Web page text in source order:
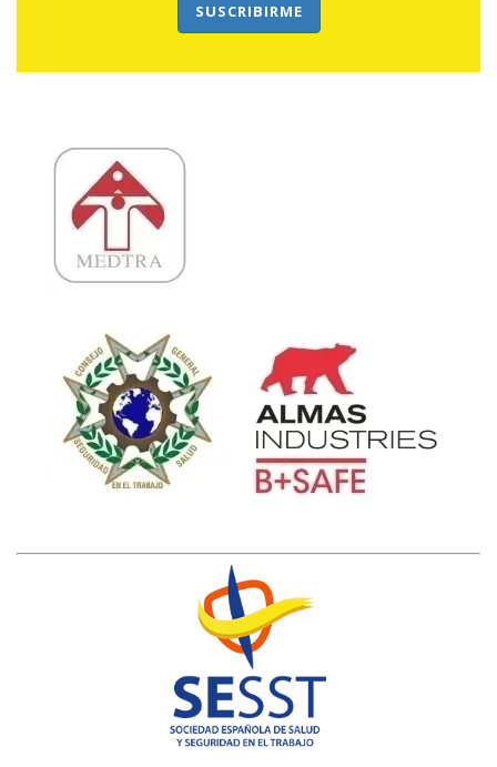
SUSCRIBIRME